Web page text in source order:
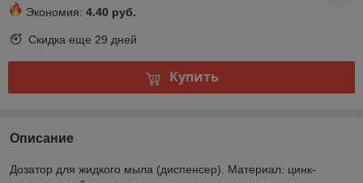
Экономия: 4.40 руб.
Скидка еще 29 дней
Купить
Описание
Дозатор для жидкого мыла (диспенсер). Материал: цинк-